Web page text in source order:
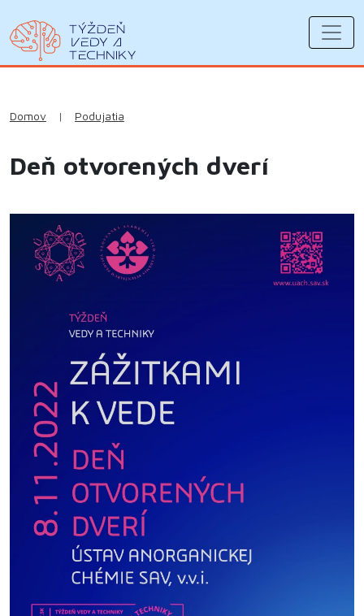
Domov | Podujatia
Deň otvorených dverí